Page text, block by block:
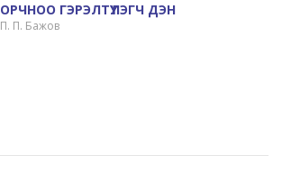
ОРЧНОО ГЭРЭЛТҮҮЛЭГЧ ДЭН
П. П. Бажов